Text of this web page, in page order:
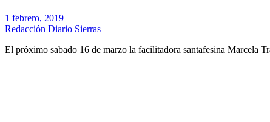
1 febrero, 2019
Redacción Diario Sierras
El próximo sabado 16 de marzo la facilitadora santafesina Marcela